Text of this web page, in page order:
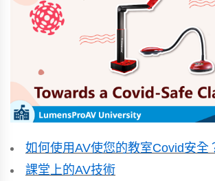
如何使用AV使您的教室Covid安全
課堂上的AV技術